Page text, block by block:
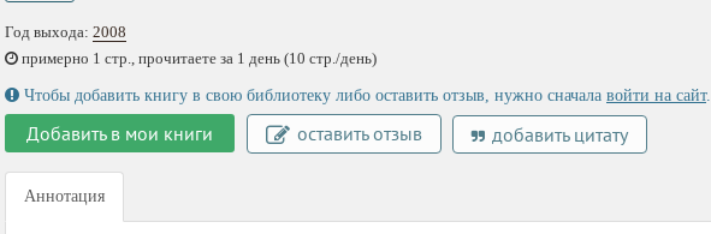
Год выхода: 2008
примерно 1 стр., прочитаете за 1 день (10 стр./день)
Чтобы добавить книгу в свою библиотеку либо оставить отзыв, нужно сначала войти на сайт.
Добавить в мои книги оставить отзыв добавить цитату
Аннотация